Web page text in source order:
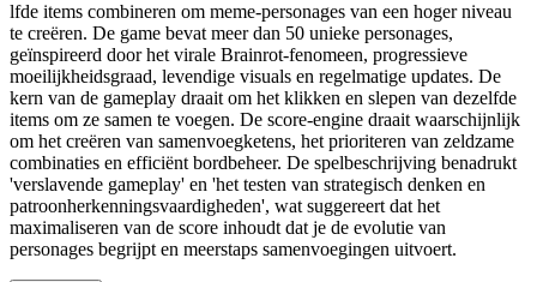
lfde items combineren om meme-personages van een hoger niveau
te creëren. De game bevat meer dan 50 unieke personages,
geïnspireerd door het virale Brainrot-fenomeen, progressieve
moeilijkheidsgraad, levendige visuals en regelmatige updates. De
kern van de gameplay draait om het klikken en slepen van dezelfde
items om ze samen te voegen. De score-engine draait waarschijnlijk
om het creëren van samenvoegketens, het prioriteren van zeldzame
combinaties en efficiënt bordbeheer. De spelbeschrijving benadrukt
'verslavende gameplay' en 'het testen van strategisch denken en
patroonherkenningsvaardigheden', wat suggereert dat het
maximaliseren van de score inhoudt dat je de evolutie van
personages begrijpt en meerstaps samenvoegingen uitvoert.